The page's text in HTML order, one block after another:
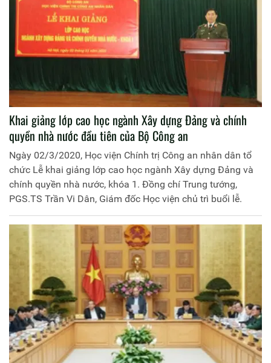
Khai giảng lớp cao học ngành Xây dựng Đảng và chính
quyền nhà nước đầu tiên của Bộ Công an
Ngày 02/3/2020, Học viện Chính trị Công an nhân dân tổ
chức Lễ khai giảng lớp cao học ngành Xây dựng Đảng và
chính quyền nhà nước, khóa 1. Đồng chí Trung tướng,
PGS.TS Trần Vi Dân, Giám đốc Học viện chủ trì buổi lễ.